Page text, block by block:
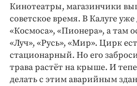
Кинотеатры, магазинчики
советское время. В Калуге уже
«Космоса», «Пионера», а там
«Луч», «Русь», «Мир». Цирк
стационарный. Но его
трава растёт на крыше. И
делать с этим аварийным